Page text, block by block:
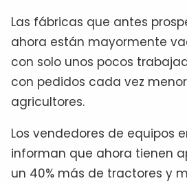
Las fábricas que antes
ahora están mayormente
con solo unos pocos
con pedidos cada vez
agricultores.
Los vendedores de equipos
informan que ahora tienen
un 40% más de tractores y